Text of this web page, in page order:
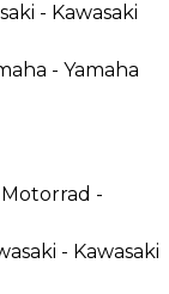
- Kawasaki
- Yamaha
-
- Kawasaki